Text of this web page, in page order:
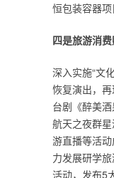
恒包装容器项
四是旅游消
深入实施“文
恢复演出，
台剧《醉美
航天之夜群
游直播等活
力发展研学
活动，发布5